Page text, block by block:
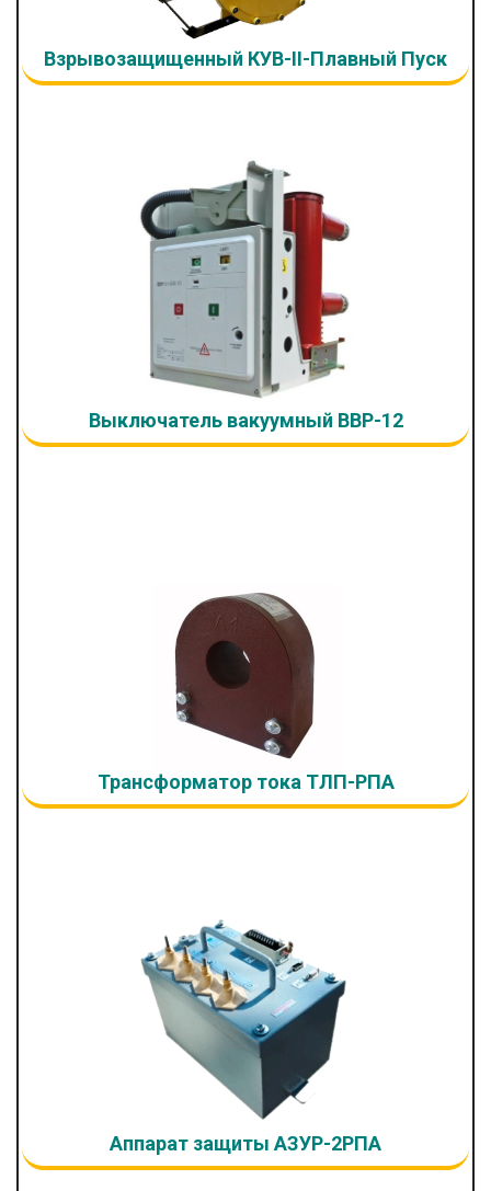
Взрывозащищенный КУВ-II-Плавный Пуск
Выключатель вакуумный ВВР-12
Трансформатор тока ТЛП-РПА
Аппарат защиты АЗУР-2РПА